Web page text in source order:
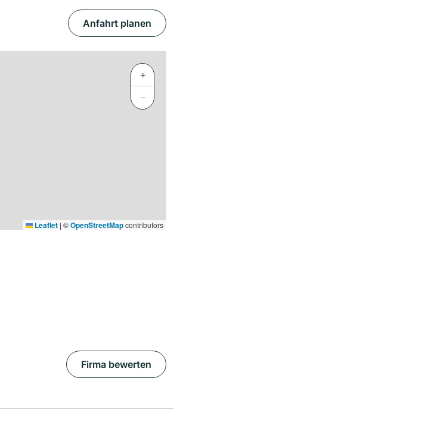
Anfahrt planen
+
−
Leaflet | ©OpenStreetMapcontributors
Firma bewerten